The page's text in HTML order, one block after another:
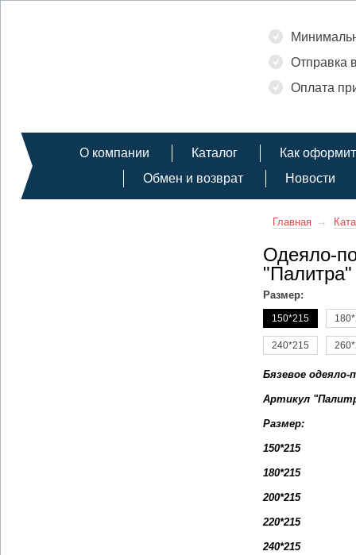
Отправка
Оплата
О компании Каталог
Как
Обмен и возврат
Новости
Главная
Одеяло-
"Палитра"
Размер:
150*215
240*215
Бязевое
Артикул
Размер:
150*215
180*215
200*215
220*215
240*215